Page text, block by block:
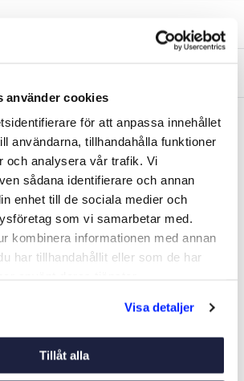
använder cookies
för att anpassa innehållet
användarna, tillhandahålla funktioner
och analysera vår trafik. Vi
sådana identifierare och annan
enhet till de sociala medier och
som vi samarbetar med.
kombinera informationen med annan
har tillhandahållit eller som de har
Visa detaljer
Tillåt alla
produkter
-15%
ENKELBLOCK PBB SELDÉN